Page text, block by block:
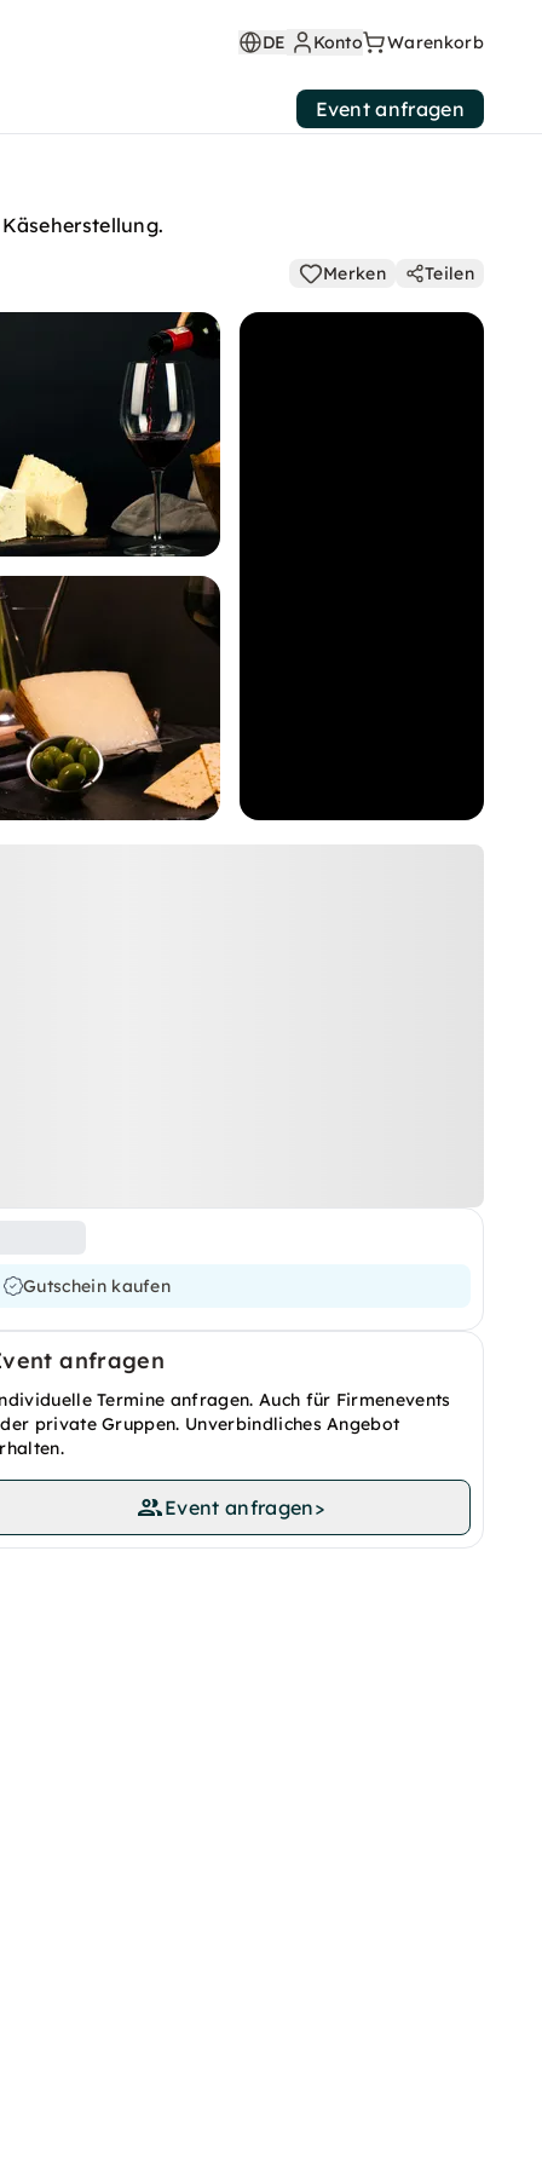
DE Konto Warenkorb
Event anfragen
Merken Teilen
Gutschein kaufen
anfragen
Termine anfragen. Auch für Firmenevents
private Gruppen. Unverbindliches Angebot
Event anfragen>